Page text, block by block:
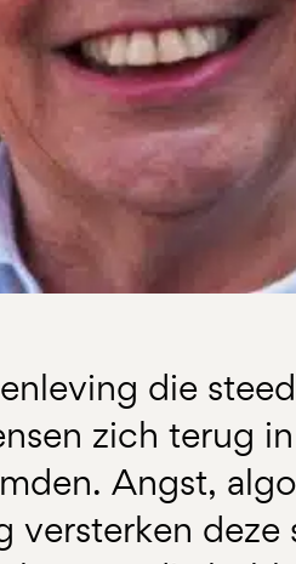
die
zich terug
Angst,
versterken